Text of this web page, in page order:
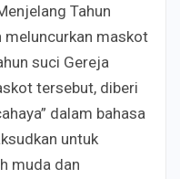
Tahun
meluncurkan maskot
suci Gereja
tersebut, diberi
dalam bahasa
untuk
muda dan